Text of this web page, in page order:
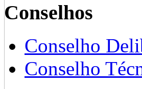
Conselhos
Conselho
Conselho